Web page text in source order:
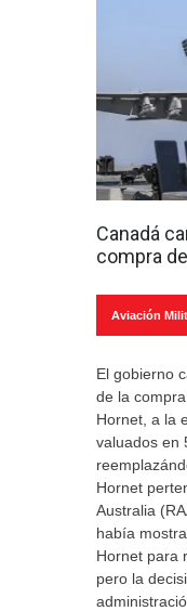
Canadá
compra
Aviación
El gobierno
de la
Hornet, a la
valuados en
Hornet
Australia
había
Hornet para
pero la